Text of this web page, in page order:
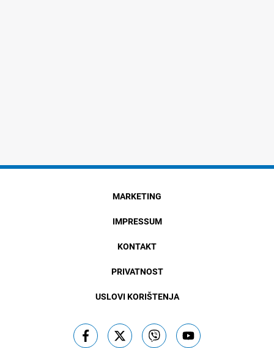
MARKETING
IMPRESSUM
KONTAKT
PRIVATNOST
USLOVI KORIŠTENJA